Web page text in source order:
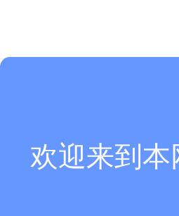
欢迎来到